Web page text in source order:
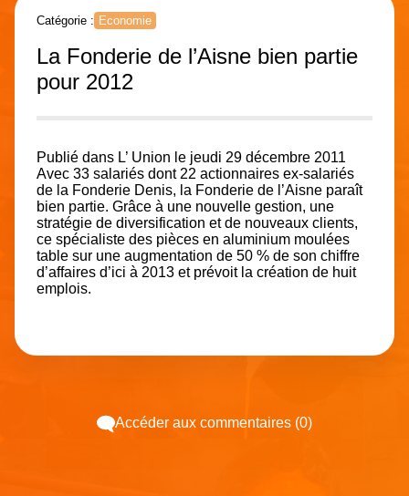
Catégorie : Economie
La Fonderie de l’Aisne bien partie
pour 2012
Publié dans L’ Union le jeudi 29 décembre 2011
Avec 33 salariés dont 22 actionnaires ex-salariés
de la Fonderie Denis, la Fonderie de l’Aisne paraît
bien partie. Grâce à une nouvelle gestion, une
stratégie de diversification et de nouveaux clients,
ce spécialiste des pièces en aluminium moulées
table sur une augmentation de 50 % de son chiffre
d’affaires d’ici à 2013 et prévoit la création de huit
emplois.
Accéder aux commentaires (0)